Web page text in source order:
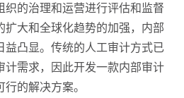
织的治理和运营进行评估和监督
扩大和全球化趋势的加强，内部
益凸显。传统的人工审计方式已
计需求，因此开发一款内部审计
的解决方案。